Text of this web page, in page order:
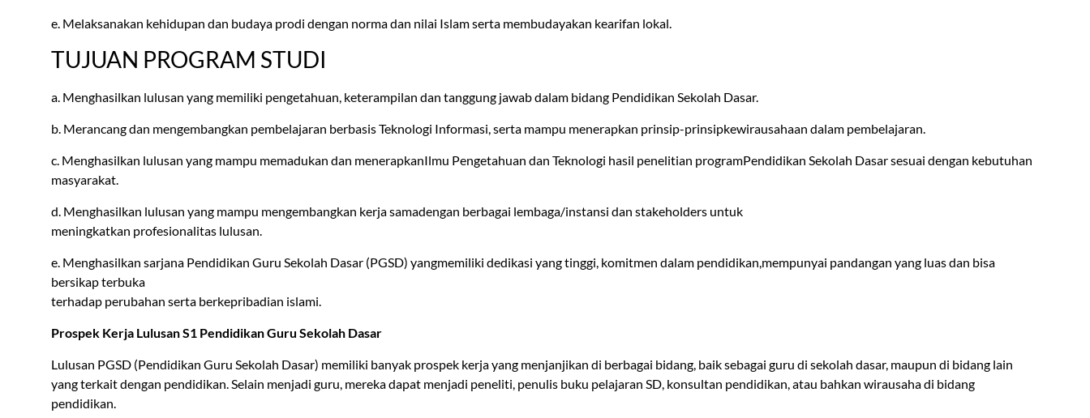
e. Melaksanakan kehidupan dan budaya prodi dengan norma dan nilai Islam serta membudayakan kearifan lokal.
TUJUAN PROGRAM STUDI
a. Menghasilkan lulusan yang memiliki pengetahuan, keterampilan dan tanggung jawab dalam bidang Pendidikan Sekolah Dasar.
b. Merancang dan mengembangkan pembelajaran berbasis Teknologi Informasi, serta mampu menerapkan prinsip-prinsipkewirausahaan dalam pembelajaran.
c. Menghasilkan lulusan yang mampu memadukan dan menerapkanIlmu Pengetahuan dan Teknologi hasil penelitian programPendidikan Sekolah Dasar sesuai dengan kebutuhan
masyarakat.
d. Menghasilkan lulusan yang mampu mengembangkan kerja samadengan berbagai lembaga/instansi dan stakeholders untuk
meningkatkan profesionalitas lulusan.
e. Menghasilkan sarjana Pendidikan Guru Sekolah Dasar (PGSD) yangmemiliki dedikasi yang tinggi, komitmen dalam pendidikan,mempunyai pandangan yang luas dan bisa
bersikap terbuka
terhadap perubahan serta berkepribadian islami.
Prospek Kerja Lulusan S1 Pendidikan Guru Sekolah Dasar
Lulusan PGSD (Pendidikan Guru Sekolah Dasar) memiliki banyak prospek kerja yang menjanjikan di berbagai bidang, baik sebagai guru di sekolah dasar, maupun di bidang lain
yang terkait dengan pendidikan. Selain menjadi guru, mereka dapat menjadi peneliti, penulis buku pelajaran SD, konsultan pendidikan, atau bahkan wirausaha di bidang
pendidikan.